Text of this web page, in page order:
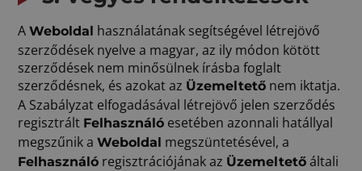
AWeboldal használatának segítségével létrejövő
szerződések nyelve a magyar, az ily módon kötött
szerződések nem minősülnek írásba foglalt
szerződésnek, és azokat az Üzemeltető nem iktatja.
A Szabályzat elfogadásával létrejövő jelen szerződés
regisztrált Felhasználó esetében azonnali hatállyal
megszűnik aWeboldal megszüntetésével, a
Felhasználó regisztrációjának az Üzemeltető általi